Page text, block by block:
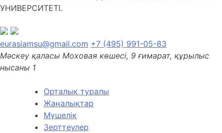
УНИВЕРСИТЕТІ.
eurasiamsu@gmail.com +7 (495) 991-05-83
Мәскеу қаласы Моховая көшесі, 9 ғимарат, құрылыс
нысаны 1
Орталық туралы
Жаңалықтар
Мүшелік
Зерттеулер